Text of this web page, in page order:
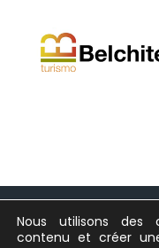
Nous utilisons des
contenu et créer